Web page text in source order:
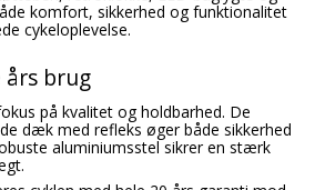
komfort, sikkerhed og funktionalitet
cykeloplevelse.
års brug
på kvalitet og holdbarhed. De
dæk med refleks øger både sikkerhed
aluminiumsstel sikrer en stærk